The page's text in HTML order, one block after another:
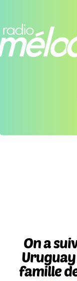
On a
famille